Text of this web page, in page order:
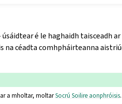
é le haghaidh taisceadh
na céadta comhpháirteanna
a mholtar, moltarSocrú Soilire aonphróisis.